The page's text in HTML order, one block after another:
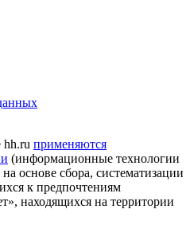
применяются
(информационные технологии
основе сбора, систематизации
к предпочтениям
находящихся на территории